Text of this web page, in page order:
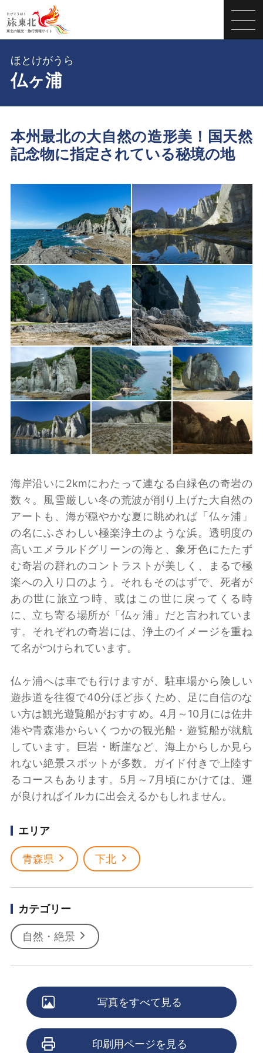
仏ヶ浦
ほとけがうら
本州最北の大自然の造形美！国天然
記念物に指定されている秘境の地
海岸沿いに2kmにわたって連なる白緑色の奇岩の
数々。風雪厳しい冬の荒波が削り上げた大自然の
アートも、海が穏やかな夏に眺めれば「仏ヶ浦」
の名にふさわしい極楽浄土のような浜。透明度の
高いエメラルドグリーンの海と、象牙色にたたず
む奇岩の群れのコントラストが美しく、まるで極
楽への入り口のよう。それもそのはずで、死者が
あの世に旅立つ時、或はこの世に戻ってくる時
に、立ち寄る場所が「仏ヶ浦」だと言われていま
す。それぞれの奇岩には、浄土のイメージを重ね
て名がつけられています。
仏ヶ浦へは車でも行けますが、駐車場から険しい
遊歩道を往復で40分ほど歩くため、足に自信のな
い方は観光遊覧船がおすすめ。4月～10月には佐井
港や青森港からいくつかの観光船・遊覧船が就航
しています。巨岩・断崖など、海上からしか見ら
れない絶景スポットが多数。ガイド付きで上陸す
るコースもあります。5月～7月頃にかけては、運
が良ければイルカに出会えるかもしれません。
エリア
青森県 下北
カテゴリー
自然・絶景
写真をすべて見る
印刷用ページを見る